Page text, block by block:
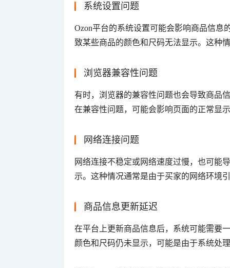
系统设置问题
Ozon平台的系统设置可能会影响商品信息
致某些商品的颜色和尺码无法显示。这种
浏览器兼容性问题
有时，浏览器的兼容性问题也会导致商品
在兼容性问题，可能会影响页面的正常显
网络连接问题
网络连接不稳定或网络速度过慢，也可能
示。这种情况通常是由于买家的网络环境
商品信息更新延迟
在平台上更新商品信息后，系统可能需要
颜色和尺码仍未显示，可能是由于系统处